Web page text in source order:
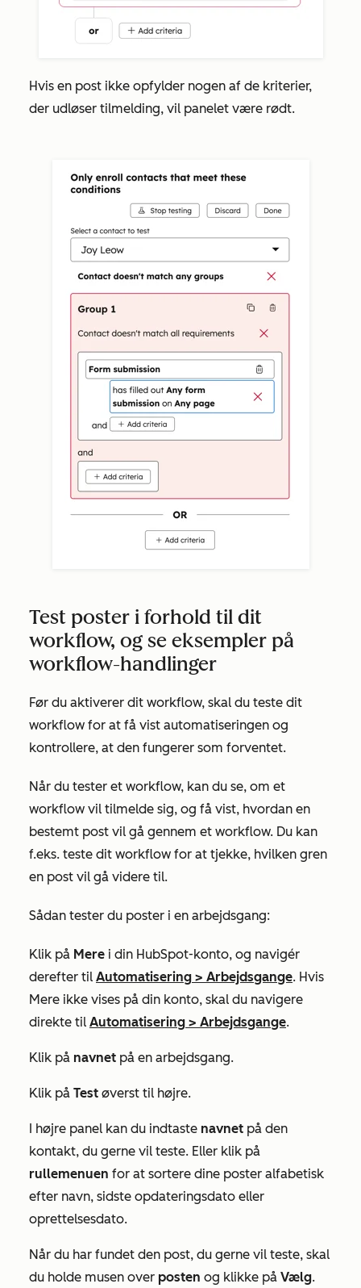
Hvis en post ikke opfylder nogen af de kriterier,
der udløser tilmelding, vil panelet være rødt.
Test poster i forhold til dit
workflow, og se eksempler på
workflow-handlinger
Før du aktiverer dit workflow, skal du teste dit
workflow for at få vist automatiseringen og
kontrollere, at den fungerer som forventet.
Når du tester et workflow, kan du se, om et
workflow vil tilmelde sig, og få vist, hvordan en
bestemt post vil gå gennem et workflow. Du kan
f.eks. teste dit workflow for at tjekke, hvilken gren
en post vil gå videre til.
Sådan tester du poster i en arbejdsgang:
Klik på Mere i din HubSpot-konto, og navigér
derefter til Automatisering > Arbejdsgange. Hvis
Mere ikke vises på din konto, skal du navigere
direkte til Automatisering > Arbejdsgange.
Klik på navnet på en arbejdsgang.
Klik på Test øverst til højre.
I højre panel kan du indtaste navnet på den
kontakt, du gerne vil teste. Eller klik på
rullemenuen for at sortere dine poster alfabetisk
efter navn, sidste opdateringsdato eller
oprettelsesdato.
Når du har fundet den post, du gerne vil teste, skal
du holde musen over posten og klikke på Vælg.